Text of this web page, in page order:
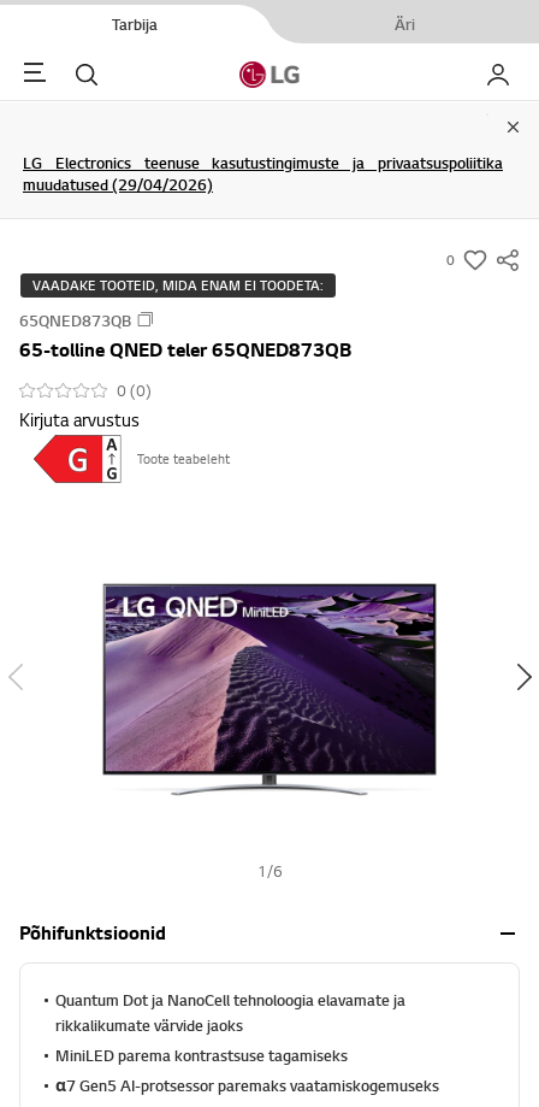
Tarbija Äri
Menu Otsi Minu
LG Electronics teenuse kasutustingimuste ja privaatsuspoliitika
muudatused (29/04/2026)
0
s
VAADAKE TOOTEID, MIDA ENAM EI TOODETA:
65QNED873QB
65-tolline QNED teler 65QNED873QB
0 (0)
Kirjuta arvustus
Toote teabeleht
1 /6
Põhifunktsioonid
Quantum Dot ja NanoCell tehnoloogia elavamate ja
rikkalikumate värvide jaoks
MiniLED parema kontrastsuse tagamiseks
α7 Gen5 AI-protsessor paremaks vaatamiskogemuseks